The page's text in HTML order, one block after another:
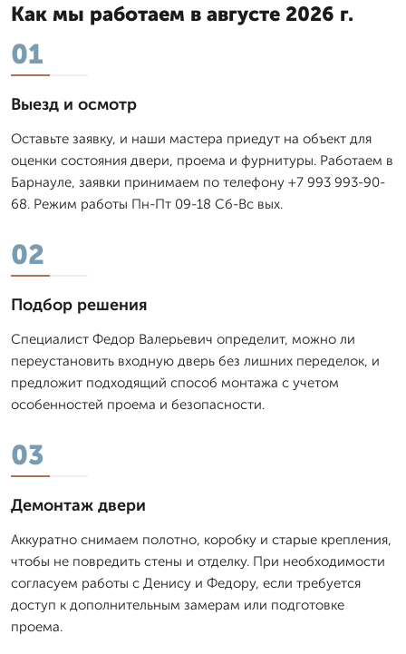
Как мы работаем в августе 2026 г.
01
Выезд и осмотр
Оставьте заявку, и наши мастера приедут на объект для
оценки состояния двери, проема и фурнитуры. Работаем в
Барнауле, заявки принимаем по телефону +7 993 993-90-
68. Режим работы Пн-Пт 09-18 Сб-Вс вых.
02
Подбор решения
Специалист Федор Валерьевич определит, можно ли
переустановить входную дверь без лишних переделок, и
предложит подходящий способ монтажа с учетом
особенностей проема и безопасности.
03
Демонтаж двери
Аккуратно снимаем полотно, коробку и старые крепления,
чтобы не повредить стены и отделку. При необходимости
согласуем работы с Денису и Федору, если требуется
доступ к дополнительным замерам или подготовке
проема.